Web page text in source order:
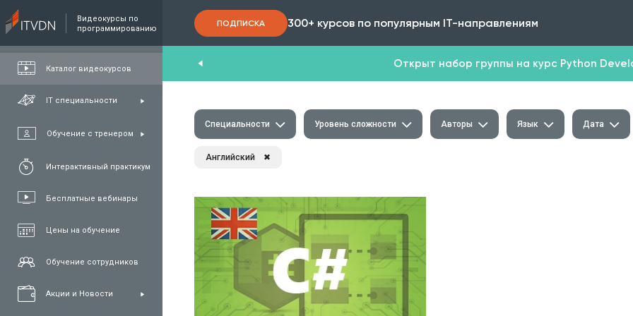
Видеокурсы по
программированию
Каталог видеокурсов
IT специальности
Обучение с тренером
Интерактивный практикум
Бесплатные вебинары
Цены на обучение
Обучение сотрудников
Акции и Новости
ПОДПИСКА 300+ курсов по популярным IT-направлениям
,FullStack Открыт набор группы на курс Python
Специальности Уровень сложности Авторы Язык Дата
Английский ✖